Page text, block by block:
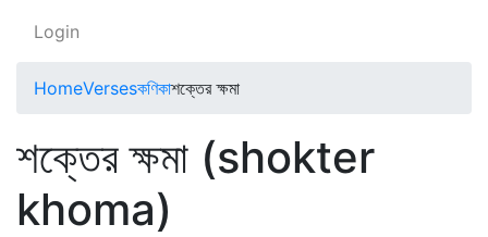
Login
HomeVersesকণিকাশক্তের ক্ষমা
শক্তের ক্ষমা (shokter
khoma)